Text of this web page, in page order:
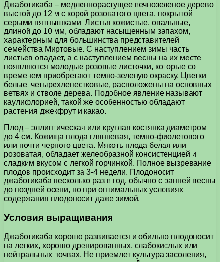
Джаботикаба – медленнорастущее вечнозеленое дерево
выстой до 12 м с корой розоватого цвета, покрытой
серыми пятнышками. Листья кожистые, овальные,
длиной до 10 мм, обладают насыщенным запахом,
характерным для большинства представителей
семейства Миртовые. С наступлением зимы часть
листьев опадает, а с наступлением весны на их месте
появляются молодые розовые листочки, которые со
временем приобретают темно-зеленую окраску. Цветки
белые, четырехлепестковые, расположены на основных
ветвях и стволе дерева. Подобное явление называют
каулифлорией, такой же особенностью обладают
растения джекфрут и какао.
Плод – эллиптическая или круглая костянка диаметром
до 4 см. Кожища плода глянцевая, темно-фиолетового
или почти черного цвета. Мякоть плода белая или
розоватая, обладает желеобразной консистенцией и
сладким вкусом с легкой горчинкой. Полное вызревание
плодов происходит за 3-4 недели. Плодоносит
джаботикаба несколько раз в год, обычно с ранней весны
до поздней осени, но при оптимальных условиях
содержания плодоносит даже зимой.
Условия выращивания
Джаботикаба хорошо развивается и обильно плодоносит
на легких, хорошо дренированных, слабокислых или
нейтральных почвах. Не приемлет культура засоления,